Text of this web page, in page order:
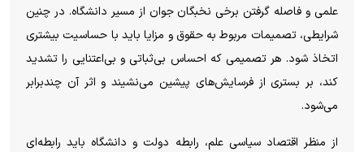
علمی و فاصله گرفتن برخی نخبگان جوان از مسیر دانشگاه. در چنین
شرایطی، تصمیمات مربوط به حقوق و مزایا باید با حساسیت بیشتری
اتخاذ شود. هر تصمیمی که احساس بی‌ثباتی و بی‌اعتنایی را تشدید
کند، بر بستری از فرسایش‌های پیشین می‌نشیند و اثر آن چندبرابر
می‌شود.
از منظر اقتصاد سیاسی علم، رابطه دولت و دانشگاه باید رابطه‌ای